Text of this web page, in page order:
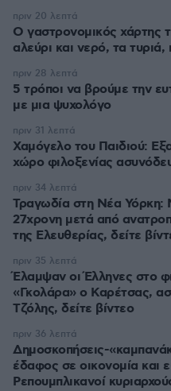
Ο γαστρονομικός χάρτης
αλεύρι και νερό, τα τυριά,
πριν 20 λεπτά
5 τρόποι να βρούμε την
με μια ψυχολόγο
πριν 28 λεπτά
Χαμόγελο του Παιδιού:
χώρο φιλοξενίας
πριν 31 λεπτά
Τραγωδία στη Νέα Υόρκη:
27χρονη μετά από
της Ελευθερίας, δείτε
πριν 34 λεπτά
Έλαμψαν οι Έλληνες στο
«Γκολάρα» ο Καρέτσας,
Τζόλης, δείτε βίντεο
πριν 35 λεπτά
Δημοσκοπήσεις-
έδαφος σε οικονομία και
Ρεπουμπλικανοί
πριν 36 λεπτά